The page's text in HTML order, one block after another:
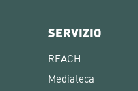
SERVIZIO
REACH
Mediateca